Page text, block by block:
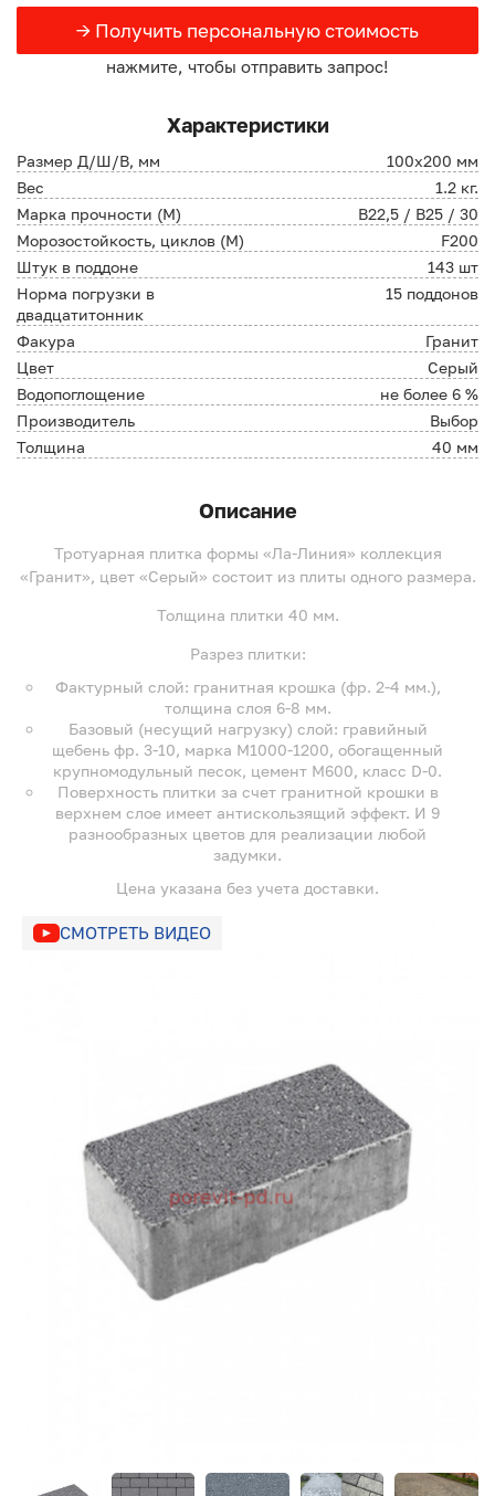
→ Получить персональную стоимость
нажмите, чтобы отправить запрос!
Характеристики
Размер Д/Ш/В, мм
100х200 мм
Вес
1.2 кг.
Марка прочности (М)
В22,5 / B25 / 30
Морозостойкость, циклов (М)
F200
Штук в поддоне
143 шт
Норма погрузки в
двадцатитонник
15 поддонов
Факура
Гранит
Цвет
Серый
Водопоглощение
не более 6 %
Производитель
Выбор
Толщина
40 мм
Описание
Тротуарная плитка формы «Ла-Линия» коллекция
«Гранит», цвет «Серый» состоит из плиты одного размера.
Толщина плитки 40 мм.
Разрез плитки:
Фактурный слой: гранитная крошка (фр. 2-4 мм.),
толщина слоя 6-8 мм.
Базовый (несущий нагрузку) слой: гравийный
щебень фр. 3-10, марка М1000-1200, обогащенный
крупномодульный песок, цемент М600, класс D-0.
Поверхность плитки за счет гранитной крошки в
верхнем слое имеет антискользящий эффект. И 9
разнообразных цветов для реализации любой
задумки.
Цена указана без учета доставки.
СМОТРЕТЬ ВИДЕО